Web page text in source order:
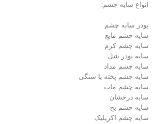
انواع سایه چشم:
پودر سایه چشم
سایه چشم مایع
سایه چشم کرم
سایه پودر شل
سایه چشم مداد
سایه چشم پخته یا سنگی
سایه چشم مات
سایه درخشان
سایه چشم یخ
سایه چشم اکریلیک